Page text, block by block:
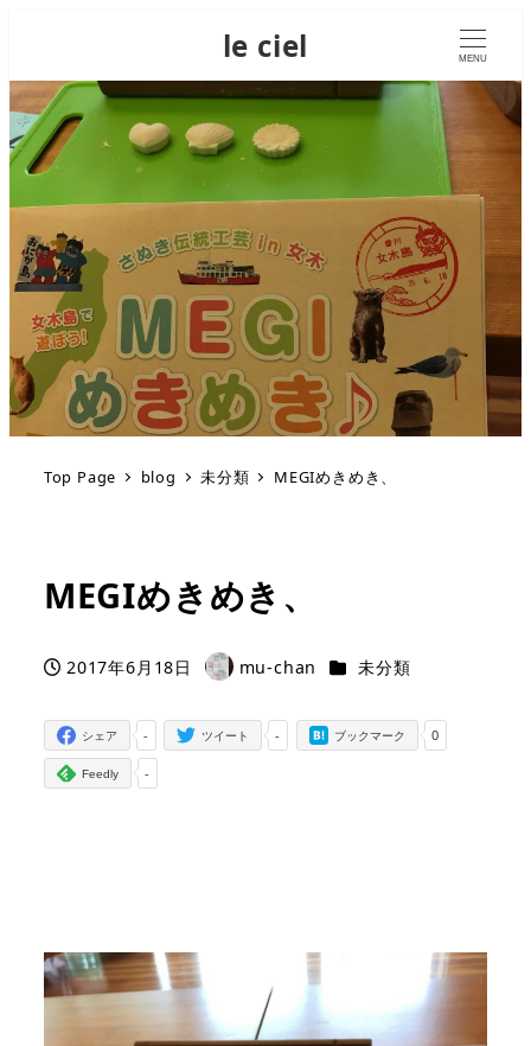
le ciel MENU
Top Page blog 未分類 MEGIめきめき、
MEGIめきめき、
投稿日
2017年6月18日
著
mu-chan カテゴリー
未分類
-
シェア -
ツイート 0
ブックマーク
-
Feedly